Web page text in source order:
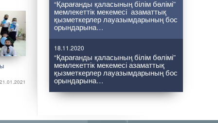
21.01.2021
“Қарағанды қаласының білім бөлімі”
мемлекеттік мекемесі азаматтық
қызметкерлер лауазымдарының бос
орындарына…
18.11.2020
“Қарағанды қаласының білім бөлімі”
мемлекеттік мекемесі азаматтық
қызметкерлер лауазымдарының бос
орындарына…